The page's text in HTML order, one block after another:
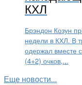
КХЛ
Брэндон Козун
недели в КХЛ. В
одержал вместе
(4+2) очков,...
Еще новости...